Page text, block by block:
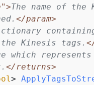
The name of the
</param>
Kinesis tags.
which
</returns>
>